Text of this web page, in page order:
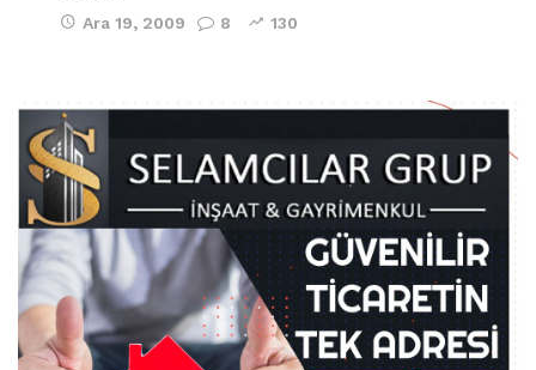
Ara 19, 2009 8 130